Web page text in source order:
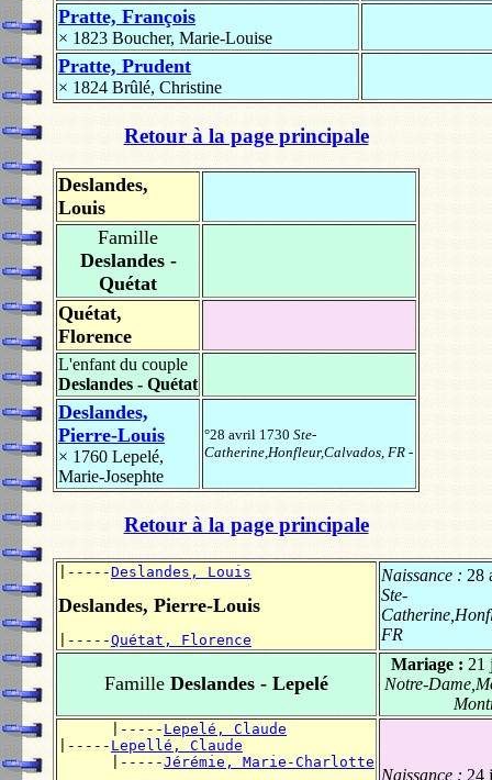
Pratte, François
× 1823 Boucher, Marie-Louise
Pratte, Prudent
× 1824 Brûlé, Christine
Retour à la page principale
Deslandes,
Louis
Famille
Deslandes -
Quétat
Quétat,
Florence
L'enfant du couple
Deslandes - Quétat
Deslandes,
Pierre-Louis
× 1760 Lepelé,
Marie-Josephte
°28 avril 1730 Ste-
Catherine,Honfleur,Calvados, FR -
Retour à la page principale
|-----Deslandes, Louis
Deslandes, Pierre-Louis
|-----Quétat, Florence
Naissance : 28
Ste-
FR
Famille Deslandes - Lepelé
Mariage : 21
Notre-
      |-----
Lepelé, Claude
|----- Lepellé, Claude
      |-----
Jérémie, Marie-Charlotte
Naissance : 24